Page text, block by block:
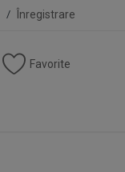
/ Înregistrare
Favorite